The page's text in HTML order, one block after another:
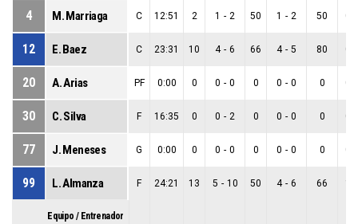
4 M. Marriaga C 12:51 2 1 - 2 50 1 - 2 50 0
12 E. Baez C 23:31 10 4 - 6 66 4 - 5 80 0
20 A. Arias PF 0:00 0 0 - 0 0 0 - 0 0 0
30 C. Silva F 16:35 0 0 - 2 0 0 - 0 0 0
77 J. Meneses G 0:00 0 0 - 0 0 0 - 0 0 0
99 L. Almanza F 24:21 13 5 - 10 50 4 - 6 66 1
Equipo / Entrenador